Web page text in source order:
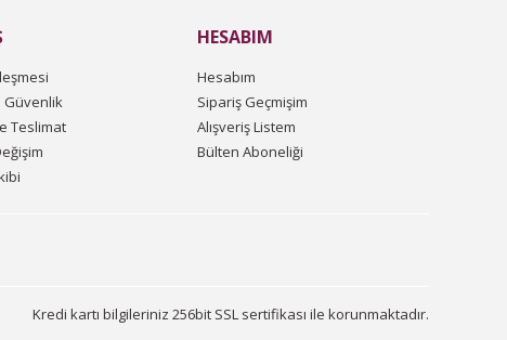
Güvenlik
Teslimat
HESABIM
Hesabım
Sipariş Geçmişim
Alışveriş Listem
Bülten Aboneliği
Kredi kartı bilgileriniz 256bit SSL sertifikası ile korunmaktadır.